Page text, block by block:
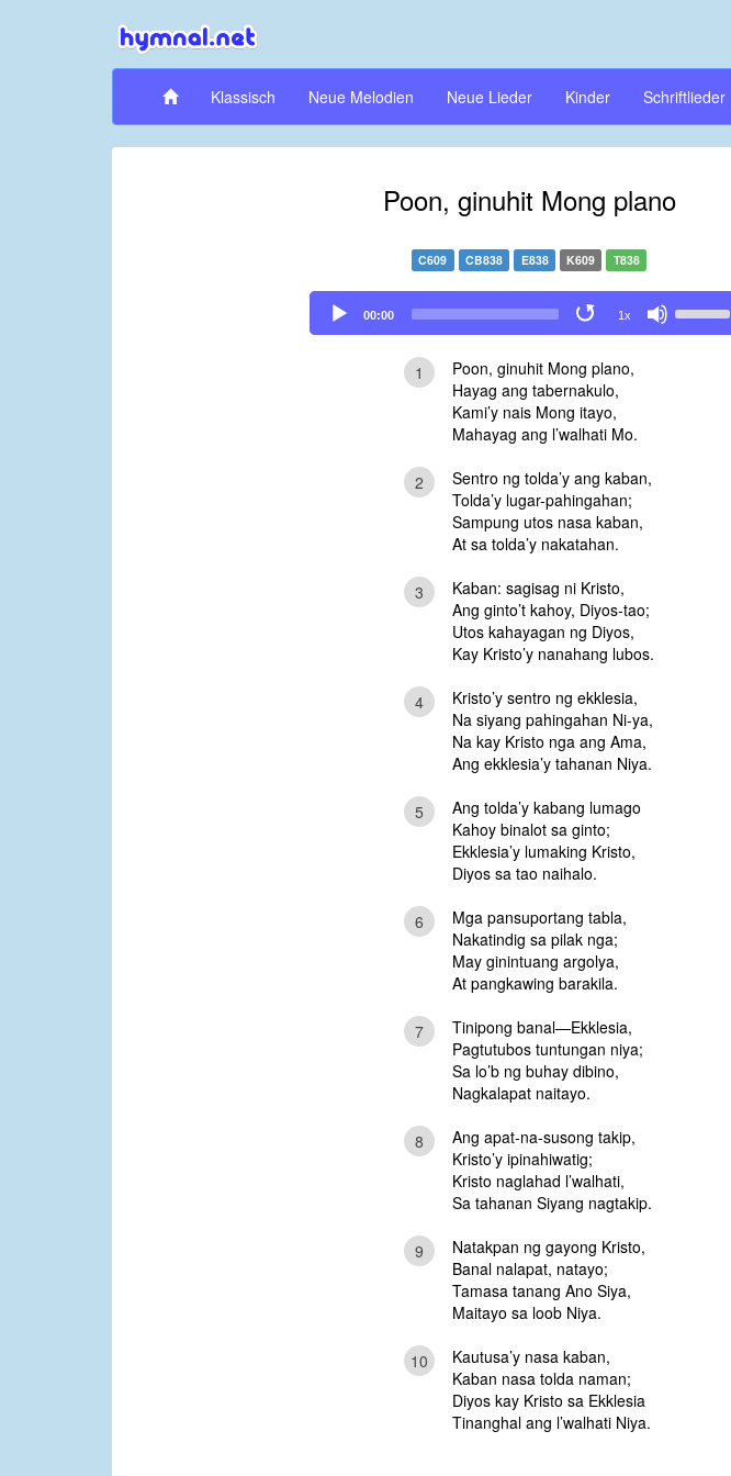
Klassisch Neue Melodien Neue Lieder Kinder Schriftlieder
Poon, ginuhit Mong plano
C609 CB838 E838 K609 T838
Audio
Player
00:00 1x
Up/Down
1
Poon, ginuhit Mong plano,
Hayag ang tabernakulo,
Kami’y nais Mong itayo,
Mahayag ang l’walhati Mo.
2
Sentro ng tolda’y ang kaban,
Tolda’y lugar-pahingahan;
Sampung utos nasa kaban,
At sa tolda’y nakatahan.
3
Kaban: sagisag ni Kristo,
Ang ginto’t kahoy, Diyos-tao;
Utos kahayagan ng Diyos,
Kay Kristo’y nanahang lubos.
4
Kristo’y sentro ng ekklesia,
Na siyang pahingahan Ni-ya,
Na kay Kristo nga ang Ama,
Ang ekklesia’y tahanan Niya.
5
Ang tolda’y kabang lumago
Kahoy binalot sa ginto;
Ekklesia’y lumaking Kristo,
Diyos sa tao naihalo.
6
Mga pansuportang tabla,
Nakatindig sa pilak nga;
May ginintuang argolya,
At pangkawing barakila.
7
Tinipong banal—Ekklesia,
Pagtutubos tuntungan niya;
Sa lo’b ng buhay dibino,
Nagkalapat naitayo.
8
Ang apat-na-susong takip,
Kristo’y ipinahiwatig;
Kristo naglahad l’walhati,
Sa tahanan Siyang nagtakip.
9
Natakpan ng gayong Kristo,
Banal nalapat, natayo;
Tamasa tanang Ano Siya,
Maitayo sa loob Niya.
10
Kautusa’y nasa kaban,
Kaban nasa tolda naman;
Diyos kay Kristo sa Ekklesia
Tinanghal ang l’walhati Niya.